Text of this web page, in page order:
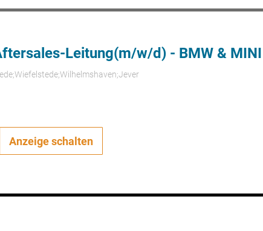
Leitung(m/w/d) - BMW & MINI
Anzeige schalten